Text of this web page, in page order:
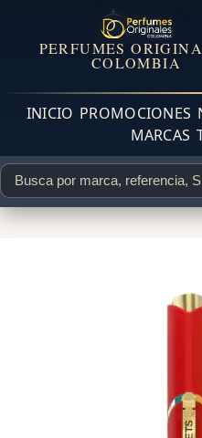
PERFUMES
COLOMBIA
INICIO PROMOCIONES
MARCAS